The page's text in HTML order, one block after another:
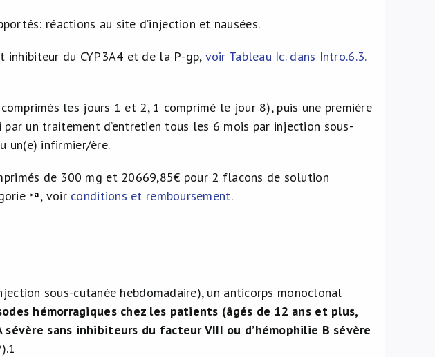
réactions au site d’injection et nausées.
du CYP3A4 et de la P-gp, voir Tableau Ic. dans Intro.6.3.
les jours 1 et 2, 1 comprimé le jour 8), puis une première
un traitement d’entretien tous les 6 mois par injection sous-
un(e) infirmier/ère.
de 300 mg et 20669,85€ pour 2 flacons de solution
, voir conditions et remboursement.
sous-cutanée hebdomadaire), un anticorps monoclonal
hémorragiques chez les patients (âgés de 12 ans et plus,
sans inhibiteurs du facteur VIII ou d’hémophilie B sévère
1